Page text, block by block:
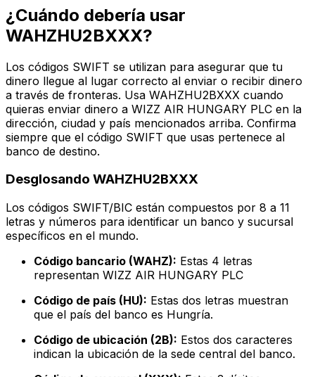
¿Cuándo debería usar
WAHZHU2BXXX?
Los códigos SWIFT se utilizan para asegurar que tu
dinero llegue al lugar correcto al enviar o recibir dinero
a través de fronteras. Usa WAHZHU2BXXX cuando
quieras enviar dinero a WIZZ AIR HUNGARY PLC en la
dirección, ciudad y país mencionados arriba. Confirma
siempre que el código SWIFT que usas pertenece al
banco de destino.
Desglosando WAHZHU2BXXX
Los códigos SWIFT/BIC están compuestos por 8 a 11
letras y números para identificar un banco y sucursal
específicos en el mundo.
Código bancario (WAHZ): Estas 4 letras
representan WIZZ AIR HUNGARY PLC
Código de país (HU): Estas dos letras muestran
que el país del banco es Hungría.
Código de ubicación (2B): Estos dos caracteres
indican la ubicación de la sede central del banco.